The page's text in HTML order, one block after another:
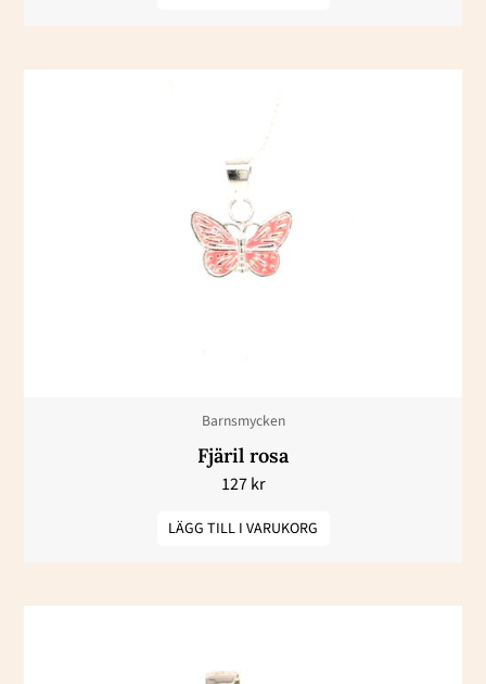
Barnsmycken
Fjäril rosa
127kr
LÄGG TILL I VARUKORG